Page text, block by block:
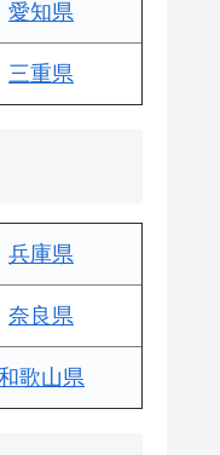
愛知県
三重県
兵庫県
奈良県
歌山県